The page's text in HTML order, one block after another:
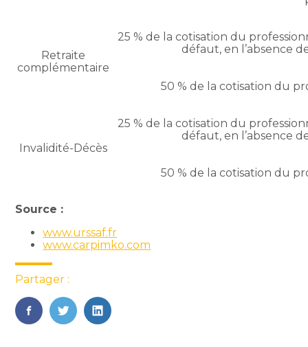
Retraite
complémentaire
25 % de la cotisation du
défaut, en l’absence
50 % de la cotisation du
Invalidité-Décès
25 % de la cotisation du
défaut, en l’absence
50 % de la cotisation du
Source :
www.urssaf.fr
www.carpimko.com
Partager :
FaceBook
TwitterLinkedIn